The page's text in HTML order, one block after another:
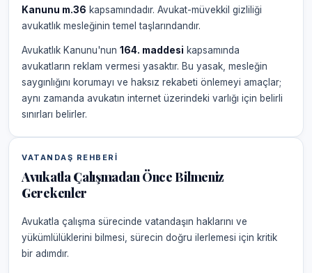
Kanunu m.36 kapsamındadır. Avukat-müvekkil gizliliği
avukatlık mesleğinin temel taşlarındandır.
Avukatlık Kanunu'nun 164. maddesi kapsamında
avukatların reklam vermesi yasaktır. Bu yasak, mesleğin
saygınlığını korumayı ve haksız rekabeti önlemeyi amaçlar;
aynı zamanda avukatın internet üzerindeki varlığı için belirli
sınırları belirler.
VATANDAŞ REHBERI
Avukatla Çalışmadan Önce Bilmeniz
Gerekenler
Avukatla çalışma sürecinde vatandaşın haklarını ve
yükümlülüklerini bilmesi, sürecin doğru ilerlemesi için kritik
bir adımdır.